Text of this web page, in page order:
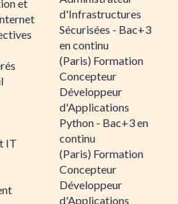
et
IT
d'Infrastructures
Sécurisées - Bac+3
en continu
(Paris) Formation
Concepteur
Développeur
d'Applications
Python - Bac+3 en
continu
(Paris) Formation
Concepteur
Développeur
d'Applications